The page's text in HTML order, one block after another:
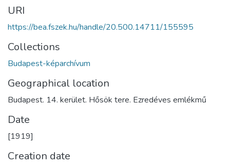
URI
https://bea.fszek.hu/handle/20.500.14711/155595
Collections
Budapest-képarchívum
Geographical location
Budapest. 14. kerület. Hősök tere. Ezredéves emlékmű
Date
[1919]
Creation date